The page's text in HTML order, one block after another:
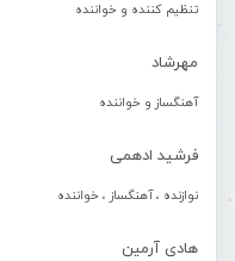
تنظیم کننده و خواننده
مهرشاد
آهنگساز و خواننده
فرشید ادهمی
نوازنده ، آهنگساز ، خواننده
هادی آرمین